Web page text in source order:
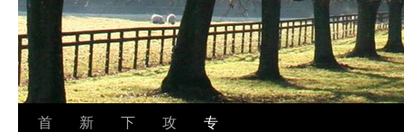
首
新
下
攻
专